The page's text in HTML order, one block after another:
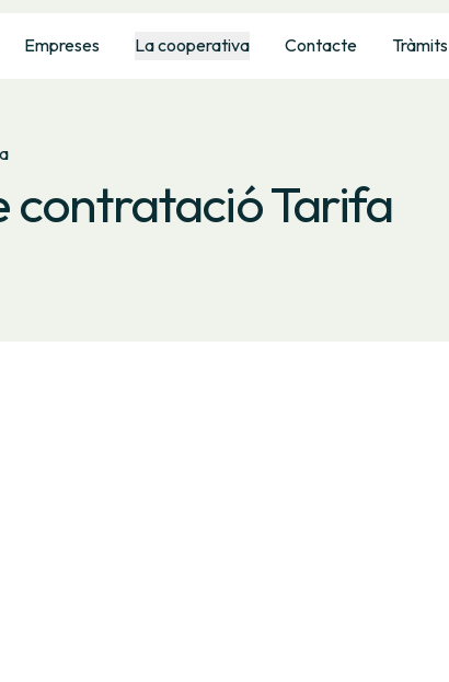
Empreses La cooperativa Contacte Tràmits
contratació Tarifa